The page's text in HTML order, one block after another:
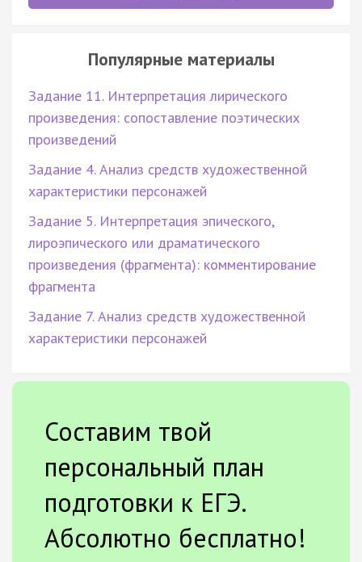
Популярные материалы
Задание 11. Интерпретация лирического
произведения: сопоставление поэтических
произведений
Задание 4. Анализ средств художественной
характеристики персонажей
Задание 5. Интерпретация эпического,
лироэпического или драматического
произведения (фрагмента): комментирование
фрагмента
Задание 7. Анализ средств художественной
характеристики персонажей
Составим твой
персональный план
подготовки к ЕГЭ.
Абсолютно бесплатно!